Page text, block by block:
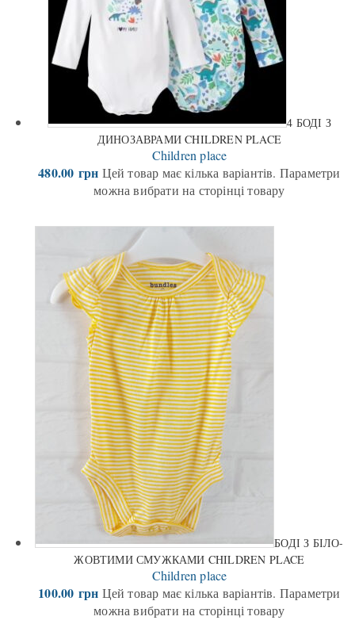
4 БОДІ З
ДИНОЗАВРАМИ CHILDREN PLACE
Children place
480.00 грн Цей товар має кілька варіантів. Параметри
можна вибрати на сторінці товару
БОДІ З БІЛО-
ЖОВТИМИ СМУЖКАМИ CHILDREN PLACE
Children place
100.00 грн Цей товар має кілька варіантів. Параметри
можна вибрати на сторінці товару